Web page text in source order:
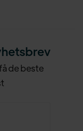
de beste